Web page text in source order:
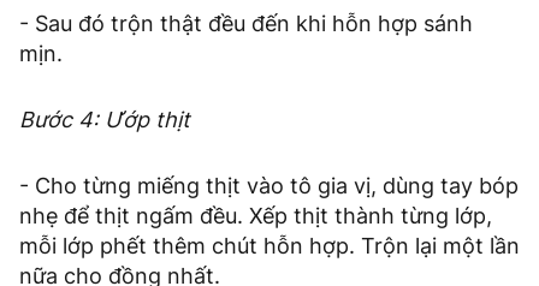
- Sau đó trộn thật đều đến khi hỗn hợp sánh
mịn.
Bước 4: Ướp thịt
- Cho từng miếng thịt vào tô gia vị, dùng tay bóp
nhẹ để thịt ngấm đều. Xếp thịt thành từng lớp,
mỗi lớp phết thêm chút hỗn hợp. Trộn lại một lần
nữa cho đồng nhất.